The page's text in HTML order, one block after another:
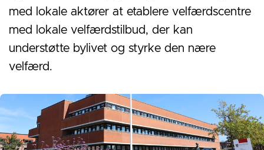
med lokale aktører at etablere velfærdscentre
med lokale velfærdstilbud, der kan
understøtte bylivet og styrke den nære
velfærd.